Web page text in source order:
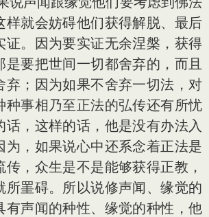
样就会妨碍他们获得解脱、最后
证。因为要实证无余涅槃，获得
是要把世间一切都舍弃的，而且
弃；因为如果不舍弃一切法，对
种事相乃至正法的弘传还有所忧
话，这样的话，他是没有办法入
为，如果说心中还系念着正法是
，众生是不是能够获得正教，
所罣碍。所以说修声闻、缘觉的
有声闻的种性、缘觉的种性，他